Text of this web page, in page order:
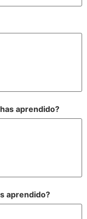
aprendido?
aprendido?